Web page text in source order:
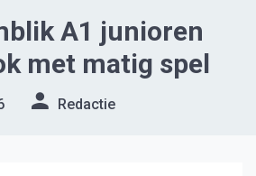
A1 junioren
met matig spel
Redactie